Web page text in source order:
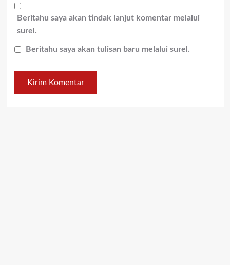
Beritahu saya akan tindak lanjut komentar melalui
surel.
Beritahu saya akan tulisan baru melalui surel.